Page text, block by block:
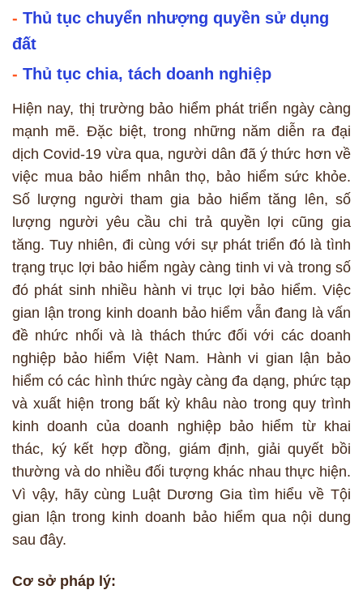
- Thủ tục chuyển nhượng quyền sử dụng
đất
- Thủ tục chia, tách doanh nghiệp
Hiện nay, thị trường bảo hiểm phát triển ngày càng
mạnh mẽ. Đặc biệt, trong những năm diễn ra đại
dịch Covid-19 vừa qua, người dân đã ý thức hơn về
việc mua bảo hiểm nhân thọ, bảo hiểm sức khỏe.
Số lượng người tham gia bảo hiểm tăng lên, số
lượng người yêu cầu chi trả quyền lợi cũng gia
tăng. Tuy nhiên, đi cùng với sự phát triển đó là tình
trạng trục lợi bảo hiểm ngày càng tinh vi và trong số
đó phát sinh nhiều hành vi trục lợi bảo hiểm. Việc
gian lận trong kinh doanh bảo hiểm vẫn đang là vấn
đề nhức nhối và là thách thức đối với các doanh
nghiệp bảo hiểm Việt Nam. Hành vi gian lận bảo
hiểm có các hình thức ngày càng đa dạng, phức tạp
và xuất hiện trong bất kỳ khâu nào trong quy trình
kinh doanh của doanh nghiệp bảo hiểm từ khai
thác, ký kết hợp đồng, giám định, giải quyết bồi
thường và do nhiều đối tượng khác nhau thực hiện.
Vì vậy, hãy cùng Luật Dương Gia tìm hiểu về Tội
gian lận trong kinh doanh bảo hiểm qua nội dung
sau đây.
Cơ sở pháp lý: